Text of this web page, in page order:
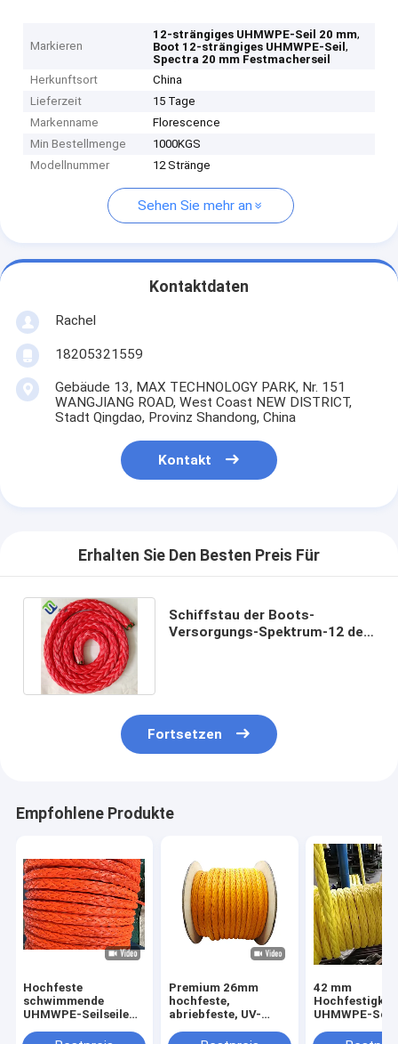
Markieren
12-strängiges UHMWPE-Seil 20 mm,
Boot 12-strängiges UHMWPE-Seil,
Spectra 20 mm Festmacherseil
Herkunftsort
China
Lieferzeit
15 Tage
Markenname
Florescence
Min Bestellmenge
1000KGS
Modellnummer
12 Stränge
Sehen Sie mehr an
Kontaktdaten
Rachel
18205321559
Gebäude 13, MAX TECHNOLOGY PARK, Nr. 151
WANGJIANG ROAD, West Coast NEW DISTRICT,
Stadt Qingdao, Provinz Shandong, China
Kontakt
Erhalten Sie Den Besten Preis Für
Schiffstau der Boots-
Versorgungs-Spektrum-12 des
Fortsetzen
Empfohlene Produkte
Hochfeste
schwimmende
UHMWPE-Seilseile
geringer Dehnung
Premium 26mm
hochfeste,
abriebfeste, UV-
litzige UHMWPE-
42 mm
UHMWPE-
für